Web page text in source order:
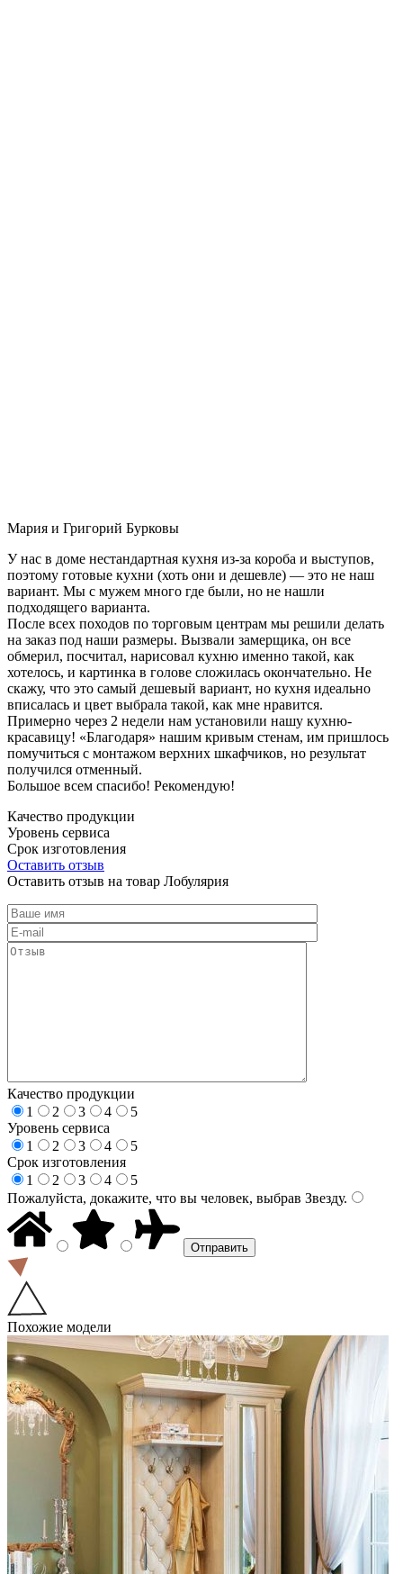
Мария и Григорий Бурковы
У нас в доме нестандартная кухня из-за короба и выступов,
поэтому готовые кухни (хоть они и дешевле) — это не наш
вариант. Мы с мужем много где были, но не нашли
подходящего варианта.
После всех походов по торговым центрам мы решили делать
на заказ под наши размеры. Вызвали замерщика, он все
обмерил, посчитал, нарисовал кухню именно такой, как
хотелось, и картинка в голове сложилась окончательно. Не
скажу, что это самый дешевый вариант, но кухня идеально
вписалась и цвет выбрала такой, как мне нравится.
Примерно через 2 недели нам установили нашу кухню-
красавицу! «Благодаря» нашим кривым стенам, им пришлось
помучиться с монтажом верхних шкафчиков, но результат
получился отменный.
Большое всем спасибо! Рекомендую!
Качество продукции
Уровень сервиса
Срок изготовления
Оставить отзыв
Оставить отзыв на товар Лобулярия
Качество продукции
1
2 3 4
5
Уровень сервиса
1
2 3 4
5
Срок изготовления
1
2 3 4
5
Пожалуйста, докажите, что вы человек, выбрав Звезду.
Похожие модели